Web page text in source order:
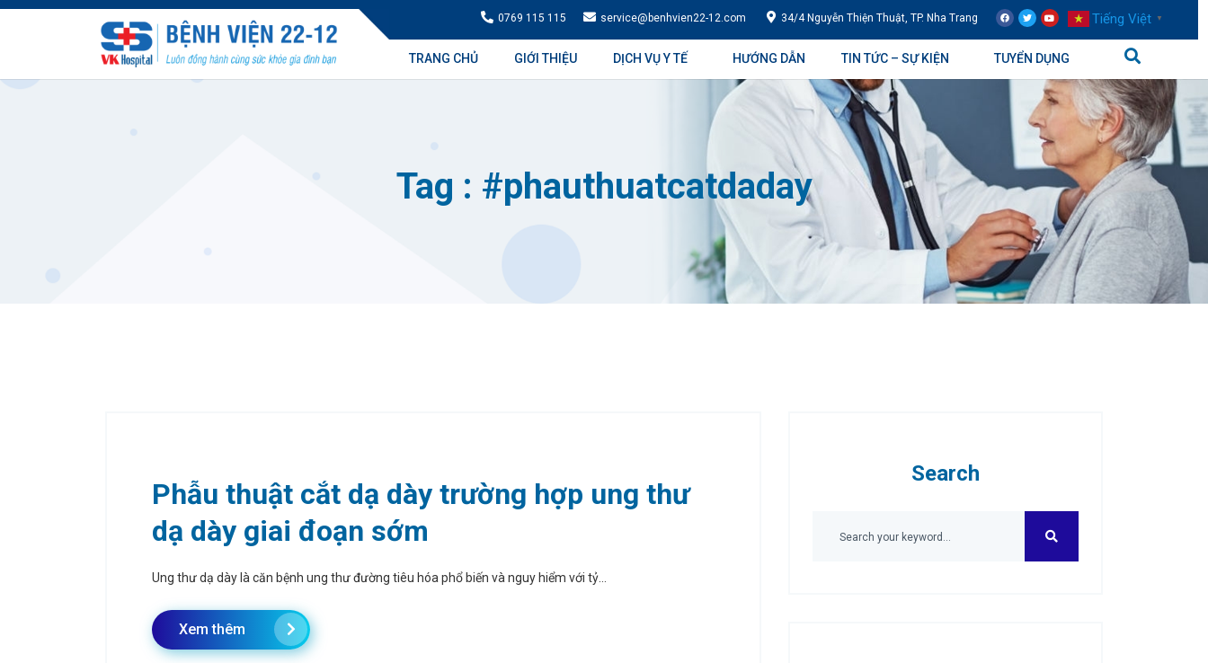
0769 115 115 service@benhvien22-12.com 34/4 Nguyễn Thiện Thuật, TP. Nha Trang Tiếng Việt ▼
TRANG CHỦ GIỚI THIỆU DỊCH VỤ Y TẾ HƯỚNG DẪN TIN TỨC – SỰ KIỆN TUYỂN DỤNG
Tag : #phauthuatcatdaday
Phẫu thuật cắt dạ dày trường hợp ung thư
dạ dày giai đoạn sớm
Ung thư dạ dày là căn bệnh ung thư đường tiêu hóa phổ biến và nguy hiểm với tỷ...
Xem thêm
Search